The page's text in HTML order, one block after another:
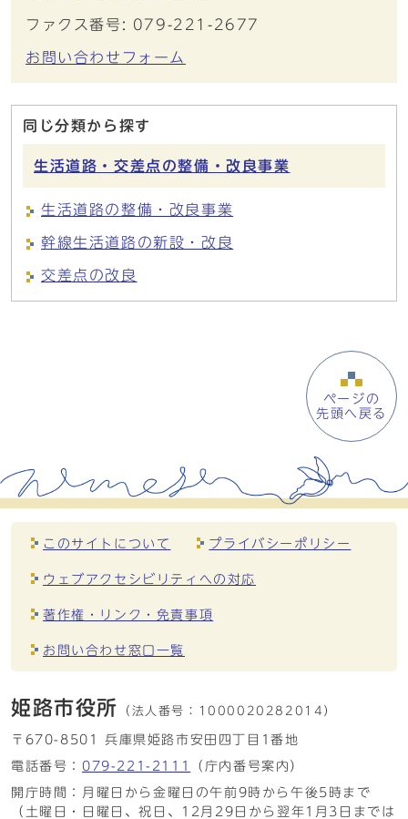
ファクス番号: 079-221-2677
お問い合わせフォーム
同じ分類から探す
生活道路・交差点の整備・改良事業
生活道路の整備・改良事業
幹線生活道路の新設・改良
交差点の改良
ページの
先頭へ戻る
このサイトについて プライバシーポリシー
ウェブアクセシビリティへの対応
著作権・リンク・免責事項
お問い合わせ窓口一覧
姫路市役所 （法人番号： 1000020282014）
〒670-8501 兵庫県姫路市安田四丁目1番地
電話番号： 079-221-2111
（庁内番号案内）
開庁時間：月曜日から金曜日の午前9時から午後5時まで
（土曜日・日曜日、祝日、12月29日から翌年1月3日までは